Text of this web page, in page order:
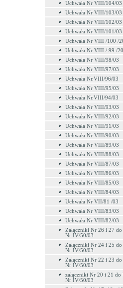
Uchwała Nr VIII/104/03
Uchwała Nr VIII/103/03
Uchwała Nr VIII/102/03
Uchwała Nr VIII/101/03
Uchwała Nr VIII /100 /
Uchwała Nr VIII / 99 /
Uchwała Nr VIII/98/03
Uchwała Nr VIII/97/03
Uchwała Nr.VIII/96/03
Uchwała Nr VIII/95/03
Uchwała Nr.VIII/94/03
Uchwała Nr VIII/93/03
Uchwała Nr VIII/92/03
Uchwała Nr VIII/91/03
Uchwała Nr VIII/90/03
Uchwała Nr VIII/89/03
Uchwała Nr VIII/88/03
Uchwała Nr VIII/87/03
Uchwała Nr VIII/86/03
Uchwała Nr VIII/85/03
Uchwała Nr VIII/84/03
Uchwała Nr VII/81 /03
Uchwała Nr VIII/83/03
Uchwała Nr VIII/82/03
Załączniki Nr 26 i 27 do
Nr IV/50/03
Załączniki Nr 24 i 25 do
Nr IV/50/03
Załączniki Nr 22 i 23 do
Nr IV/50/03
załączniki Nr 20 i 21 do
Nr IV/50/03